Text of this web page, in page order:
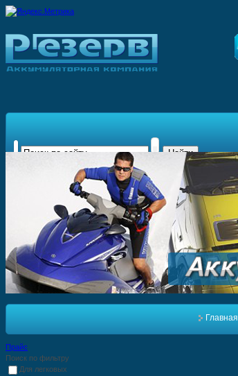
Главная
Прайс
Поиск по фильтру
Для легковых